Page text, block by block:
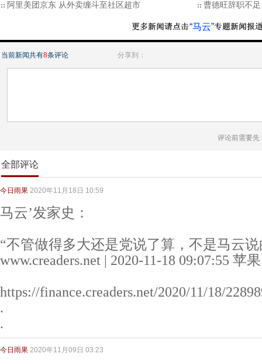
阿里美团京东 从外卖缠斗至社区超市
曹德旺辞职不
“马云”
当前新闻共有8条评论 分享到：
评论前需要先
全部评论
今日雨果 2020年11月18日 10:59
马云’发家史：
“不管做得多大还是党说了算，不是马云说
www.creaders.net | 2020-11-18 09:07:55 苹
https://finance.creaders.net/2020/11/18/
.
.
今日雨果 2020年11月09日 03:23